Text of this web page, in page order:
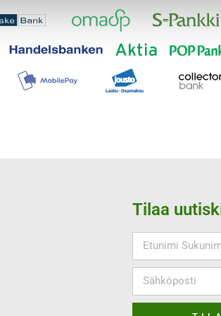
Tilaa